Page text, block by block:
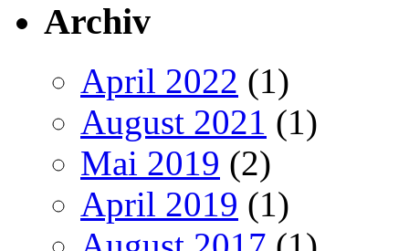
Archiv
April 2022 (1)
August 2021 (1)
Mai 2019 (2)
April 2019 (1)